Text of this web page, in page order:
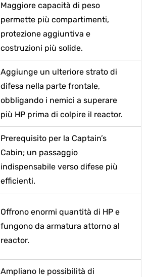
Maggiore capacità di peso
permette più compartimenti,
protezione aggiuntiva e
costruzioni più solide.
Aggiunge un ulteriore strato di
difesa nella parte frontale,
obbligando i nemici a superare
più HP prima di colpire il reactor.
Prerequisito per la Captain’s
Cabin; un passaggio
indispensabile verso difese più
efficienti.
Offrono enormi quantità di HP e
fungono da armatura attorno al
reactor.
Ampliano le possibilità di